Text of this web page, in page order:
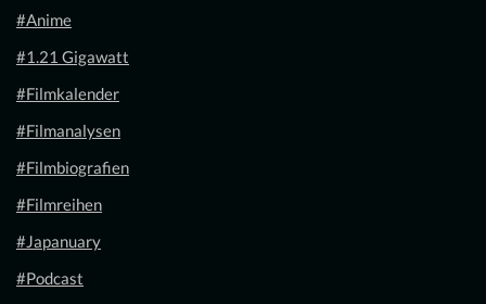
#Anime
#1.21 Gigawatt
#Filmkalender
#Filmanalysen
#Filmbiografien
#Filmreihen
#Japanuary
#Podcast